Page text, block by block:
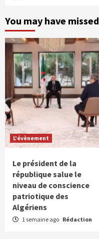
You may have missed
L'évènement
Le président de la
république salue le
niveau de conscience
patriotique des
Algériens
1 semaine ago Rédaction